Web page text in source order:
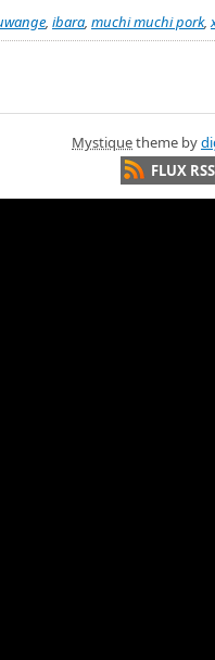
, ibara, muchi muchi pork,
Mystiquetheme by
FLUX RSS